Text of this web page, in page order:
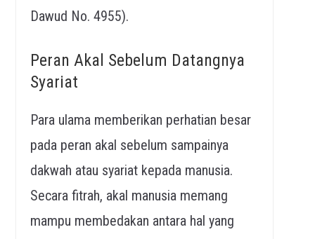
Dawud No. 4955).
Peran Akal Sebelum Datangnya
Syariat
Para ulama memberikan perhatian besar
pada peran akal sebelum sampainya
dakwah atau syariat kepada manusia.
Secara fitrah, akal manusia memang
mampu membedakan antara hal yang